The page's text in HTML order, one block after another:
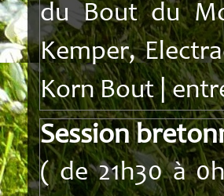
du Bout du
Kemper,
Korn Bout |
Session
( de 21h30 à